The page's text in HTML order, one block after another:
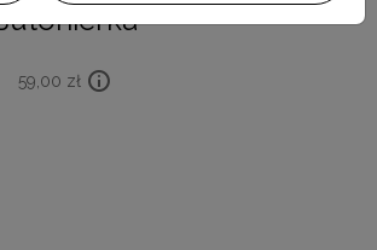
59,00 zł